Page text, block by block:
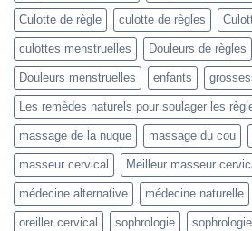
Culotte de règle culotte de règles
culottes menstruelles Douleurs de règles
Douleurs menstruelles enfants
Les remèdes naturels pour soulager les
massage de la nuque massage du cou
masseur cervical Meilleur masseur
médecine alternative médecine naturelle
oreiller cervical sophrologie